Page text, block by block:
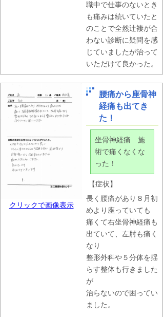
職中で仕事のないとき
も痛みは続いていたと
のことで全然辻褄が合
わない診断に疑問を感
じていましたが治って
いただけて良かった。
クリックで画像表示
腰痛から座骨神
経痛も出てき
た！
坐骨神経痛 施
術で痛くなくな
った！
【症状】
長く腰痛があり８月初
めより座っていても
痛くて右坐骨神経痛も
出ていて、左肘も痛く
なり
整形外科や５分体を揺
らす整体も行きました
が
治らないので困ってい
ました。